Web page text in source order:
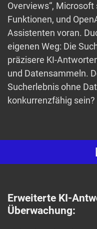
Overviews“,
Funktionen, und
Assistenten voran.
eigenen Weg: Die
präzisere KI-
und Datensammeln.
Sucherlebnis ohne
konkurrenzfähig sein?
Erweiterte KI-
Überwachung: